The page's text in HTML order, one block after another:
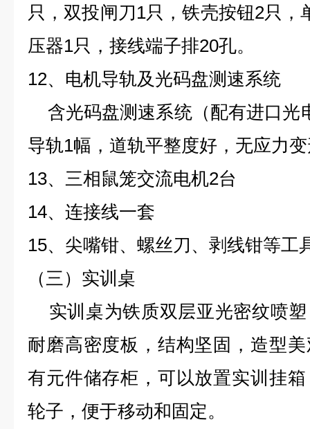
只，双投闸刀1只，铁壳按钮2只，
压器1只，接线端子排20孔。
12、电机导轨及光码盘测速系统
含光码盘测速系统（配有进口光
导轨1幅，道轨平整度好，无应力
13、三相鼠笼交流电机2台
14、连接线一套
15、尖嘴钳、螺丝刀、剥线钳等工
（三）实训桌
实训桌为铁质双层亚光密纹喷
耐磨高密度板，结构坚固，造型
有元件储存柜，可以放置实训挂
轮子，便于移动和固定。